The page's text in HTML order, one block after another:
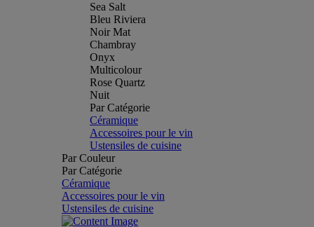
Sea Salt
Bleu Riviera
Noir Mat
Chambray
Onyx
Multicolour
Rose Quartz
Nuit
Par Catégorie
Céramique
Accessoires pour le vin
Ustensiles de cuisine
Par Couleur
Par Catégorie
Céramique
Accessoires pour le vin
Ustensiles de cuisine